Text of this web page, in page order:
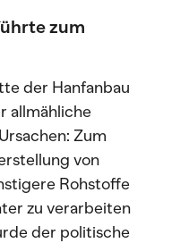
zum
der Hanfanbau
allmähliche
Zum
von
Rohstoffe
zu verarbeiten
der politische